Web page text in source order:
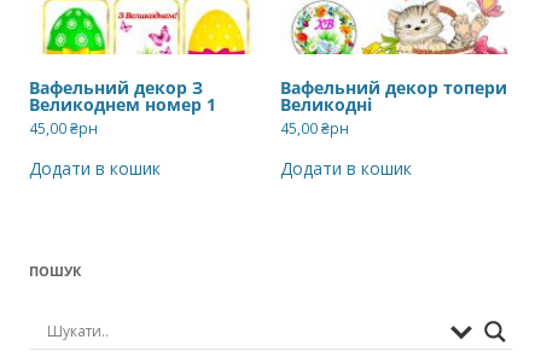
Вафельний декор З
Великоднем номер 1
45,00₴рн
Додати в кошик
Вафельний декор топери
Великодні
45,00₴рн
Додати в кошик
ПОШУК